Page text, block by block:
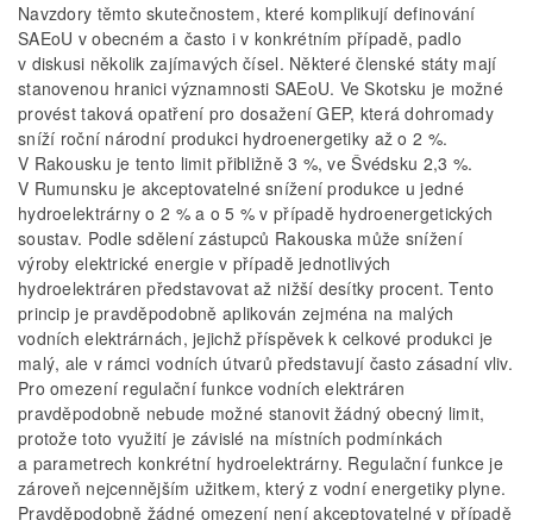
Navzdory těmto skutečnostem, které komplikují definování
SAEoU v obecném a často i v konkrétním případě, padlo
v diskusi několik zajímavých čísel. Některé členské státy mají
stanovenou hranici významnosti SAEoU. Ve Skotsku je možné
provést taková opatření pro dosažení GEP, která dohromady
sníží roční národní produkci hydroenergetiky až o 2 %.
V Rakousku je tento limit přibližně 3 %, ve Švédsku 2,3 %.
V Rumunsku je akceptovatelné snížení produkce u jedné
hydroelektrárny o 2 % a o 5 % v případě hydroenergetických
soustav. Podle sdělení zástupců Rakouska může snížení
výroby elektrické energie v případě jednotlivých
hydroelektráren představovat až nižší desítky procent. Tento
princip je pravděpodobně aplikován zejména na malých
vodních elektrárnách, jejichž příspěvek k celkové produkci je
malý, ale v rámci vodních útvarů představují často zásadní vliv.
Pro omezení regulační funkce vodních elektráren
pravděpodobně nebude možné stanovit žádný obecný limit,
protože toto využití je závislé na místních podmínkách
a parametrech konkrétní hydroelektrárny. Regulační funkce je
zároveň nejcennějším užitkem, který z vodní energetiky plyne.
Pravděpodobně žádné omezení není akceptovatelné v případě